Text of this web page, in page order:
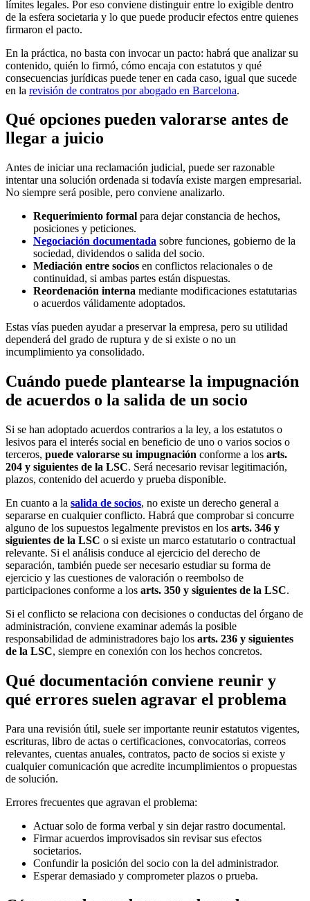
límites legales. Por eso conviene distinguir entre lo exigible dentro
de la esfera societaria y lo que puede producir efectos entre quienes
firmaron el pacto.
En la práctica, no basta con invocar un pacto: habrá que analizar su
contenido, quién lo firmó, cómo encaja con estatutos y qué
consecuencias jurídicas puede tener en cada caso, igual que sucede
en la revisión de contratos por abogado en Barcelona.
Qué opciones pueden valorarse antes de
llegar a juicio
Antes de iniciar una reclamación judicial, puede ser razonable
intentar una solución ordenada si todavía existe margen empresarial.
No siempre será posible, pero conviene analizarlo.
Requerimiento formal para dejar constancia de hechos,
posiciones y peticiones.
Negociación documentada sobre funciones, gobierno de la
sociedad, dividendos o salida del socio.
Mediación entre socios en conflictos relacionales o de
continuidad, si ambas partes están dispuestas.
Reordenación interna mediante modificaciones estatutarias
o acuerdos válidamente adoptados.
Estas vías pueden ayudar a preservar la empresa, pero su utilidad
dependerá del grado de ruptura y de si existe o no un
incumplimiento ya consolidado.
Cuándo puede plantearse la impugnación
de acuerdos o la salida de un socio
Si se han adoptado acuerdos contrarios a la ley, a los estatutos o
lesivos para el interés social en beneficio de uno o varios socios o
terceros, puede valorarse su impugnación conforme a los arts.
204 y siguientes de la LSC. Será necesario revisar legitimación,
plazos, contenido del acuerdo y prueba disponible.
En cuanto a la salida de socios, no existe un derecho general a
separarse en cualquier conflicto. Habrá que comprobar si concurre
alguno de los supuestos legalmente previstos en los arts. 346 y
siguientes de la LSC o si existe un marco estatutario o contractual
relevante. Si el análisis conduce al ejercicio del derecho de
separación, también puede ser necesario estudiar su forma de
ejercicio y las cuestiones de valoración o reembolso de
participaciones conforme a los arts. 350 y siguientes de la LSC.
Si el conflicto se relaciona con decisiones o conductas del órgano de
administración, conviene examinar además la posible
responsabilidad de administradores bajo los arts. 236 y siguientes
de la LSC, siempre en conexión con los hechos concretos.
Qué documentación conviene reunir y
qué errores suelen agravar el problema
Para una revisión útil, suele ser importante reunir estatutos vigentes,
escrituras, libro de actas o certificaciones, convocatorias, correos
relevantes, cuentas anuales, contratos, pacto de socios si existe y
cualquier comunicación que acredite incumplimientos o propuestas
de solución.
Errores frecuentes que agravan el problema:
Actuar solo de forma verbal y sin dejar rastro documental.
Firmar acuerdos improvisados sin revisar sus efectos
societarios.
Confundir la posición del socio con la del administrador.
Esperar demasiado y comprometer plazos o prueba.